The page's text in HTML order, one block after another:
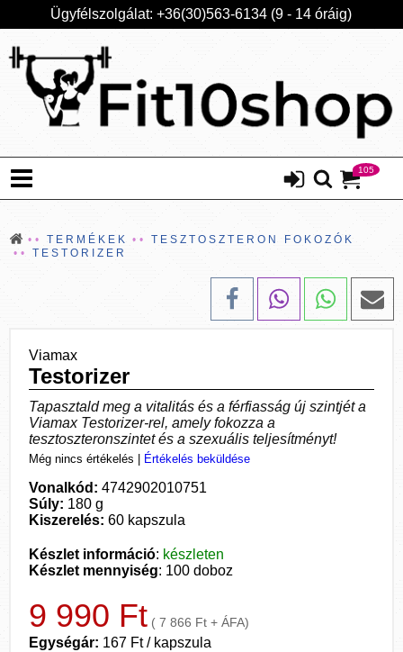
Ügyfélszolgálat: +36(30)563-6134 (9 - 14 óráig)
105
TERMÉKEK
TESZTOSZTERON FOKOZÓK
TESTORIZER
Viamax
Testorizer
Tapasztald meg a vitalitás és a férfiasság új szintjét a
Viamax Testorizer-rel, amely fokozza a
tesztoszteronszintet és a szexuális teljesítményt!
Még nincs értékelés Értékelés beküldése
Vonalkód: 4742902010751
Súly: 180 g
Kiszerelés: 60 kapszula
Készlet információ: készleten
Készlet mennyiség: 100 doboz
9 990 Ft ( 7 866 Ft + ÁFA)
Egységár: 167 Ft / kapszula